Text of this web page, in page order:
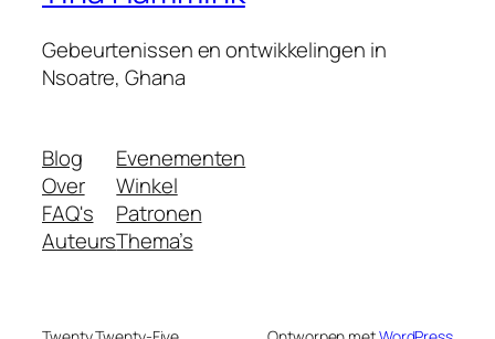
Gebeurtenissen en ontwikkelingen in
Nsoatre, Ghana
Blog
Over
FAQ's
Auteurs
Evenementen
Winkel
Patronen
Thema’s